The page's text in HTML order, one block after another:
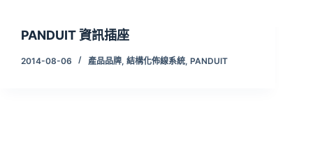
PANDUIT 資訊插座
2014-08-06 產品品牌, 結構化佈線系統, PANDUIT